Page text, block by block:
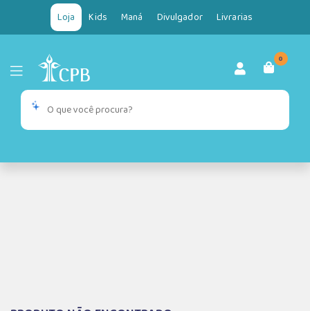
Loja Kids Maná Divulgador Livrarias
0